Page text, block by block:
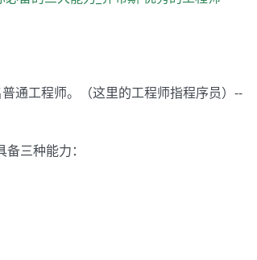
通工程师。（这里的工程师指程序员）--
三种能力：